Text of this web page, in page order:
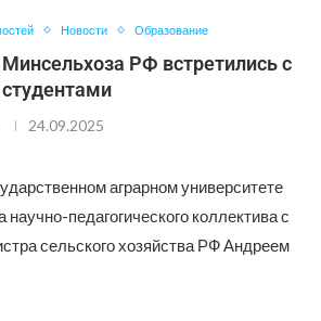
Новости Образование
РФ встретились с
24.09.2025
аграрном университете
научно-педагогического коллектива с
сельского хозяйства РФ Андреем